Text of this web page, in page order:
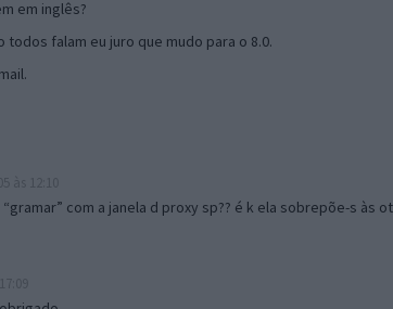
em inglês?
falam eu juro que mudo para o 8.0.
com a janela d proxy sp?? é k ela sobrepõe-s às